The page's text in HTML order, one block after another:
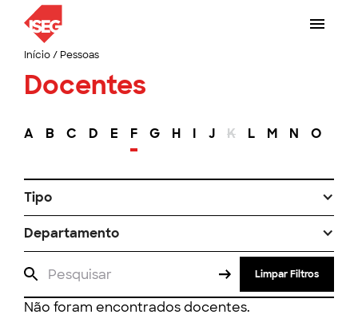
Início/ Pessoas
Docentes
A B C D E F G H I J K L M N O
Tipo
Departamento
Limpar Filtros
Não foram encontrados docentes.